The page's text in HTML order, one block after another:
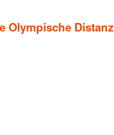
Olympische Distanz